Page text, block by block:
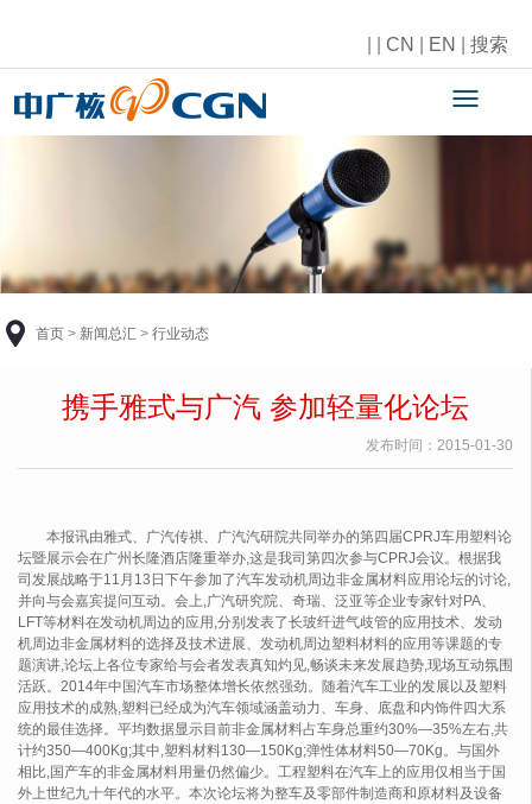
CN EN 搜索
首页 > 新闻总汇 > 行业动态
携手雅式与广汽 参加轻量化论坛
发布时间： 2015-01-30
本报讯由雅式、广汽传祺、广汽汽研院共同举办的第四届CPRJ车用塑料论
坛暨展示会在广州长隆酒店隆重举办,这是我司第四次参与CPRJ会议。根据我
司发展战略于11 月 13 日下午参加了汽车发动机周边非金属材料应用论坛的讨论,
并向与会嘉宾提问互动。 会上,广汽研究院、奇瑞、泛亚等企业专家针对PA
LFT等材料在发动机周边的应用,分别发表了长玻纤进气歧管的应用技术、发动
机周边非金属材料的选择及技术进展、发动机周边塑料材料的应用等课题的专
题演讲,论坛上各位专家给与会者发表真知灼见,畅谈未来发展趋势,现场互动氛围
活跃。 2014年中国汽车市场整体增长依然强劲。随着汽车工业的发展以及塑料
应用技术的成熟,塑料已经成为汽车领域涵盖动力、车身、底盘和内饰件四大系
统的最佳选择。平均数据显示目前非金属材料占车身总重约30%—35%左右,共
计约350—400Kg;其中,塑料材料130—150Kg;弹性体材料50—70Kg 。与国外
相比,国产车的非金属材料用量仍然偏少。工程塑料在汽车上的应用仅相当于国
外上世纪九十年代的水平。 本次论坛将为整车及零部件制造商和原材料及设备